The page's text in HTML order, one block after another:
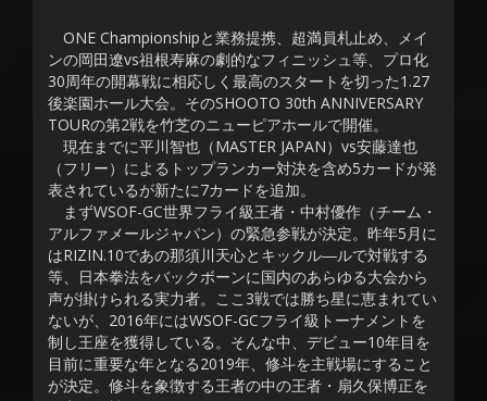
ONE Championshipと業務提携、超満員札止め、メイ
ンの岡田遼vs祖根寿麻の劇的なフィニッシュ等、プロ化
30周年の開幕戦に相応しく最高のスタートを切った1.27
後楽園ホール大会。そのSHOOTO 30th ANNIVERSARY
TOURの第2戦を竹芝のニューピアホールで開催。
現在までに平川智也（MASTER JAPAN）vs安藤達也
（フリー）によるトップランカー対決を含め5カードが発
表されているが新たに7カードを追加。
まずWSOF-GC世界フライ級王者・中村優作（チーム・
アルファメールジャパン）の緊急参戦が決定。昨年5月に
はRIZIN.10であの那須川天心とキックル―ルで対戦する
等、日本拳法をバックボーンに国内のあらゆる大会から
声が掛けられる実力者。ここ3戦では勝ち星に恵まれてい
ないが、2016年にはWSOF-GCフライ級トーナメントを
制し王座を獲得している。そんな中、デビュー10年目を
目前に重要な年となる2019年、修斗を主戦場にすること
が決定。修斗を象徴する王者の中の王者・扇久保博正を